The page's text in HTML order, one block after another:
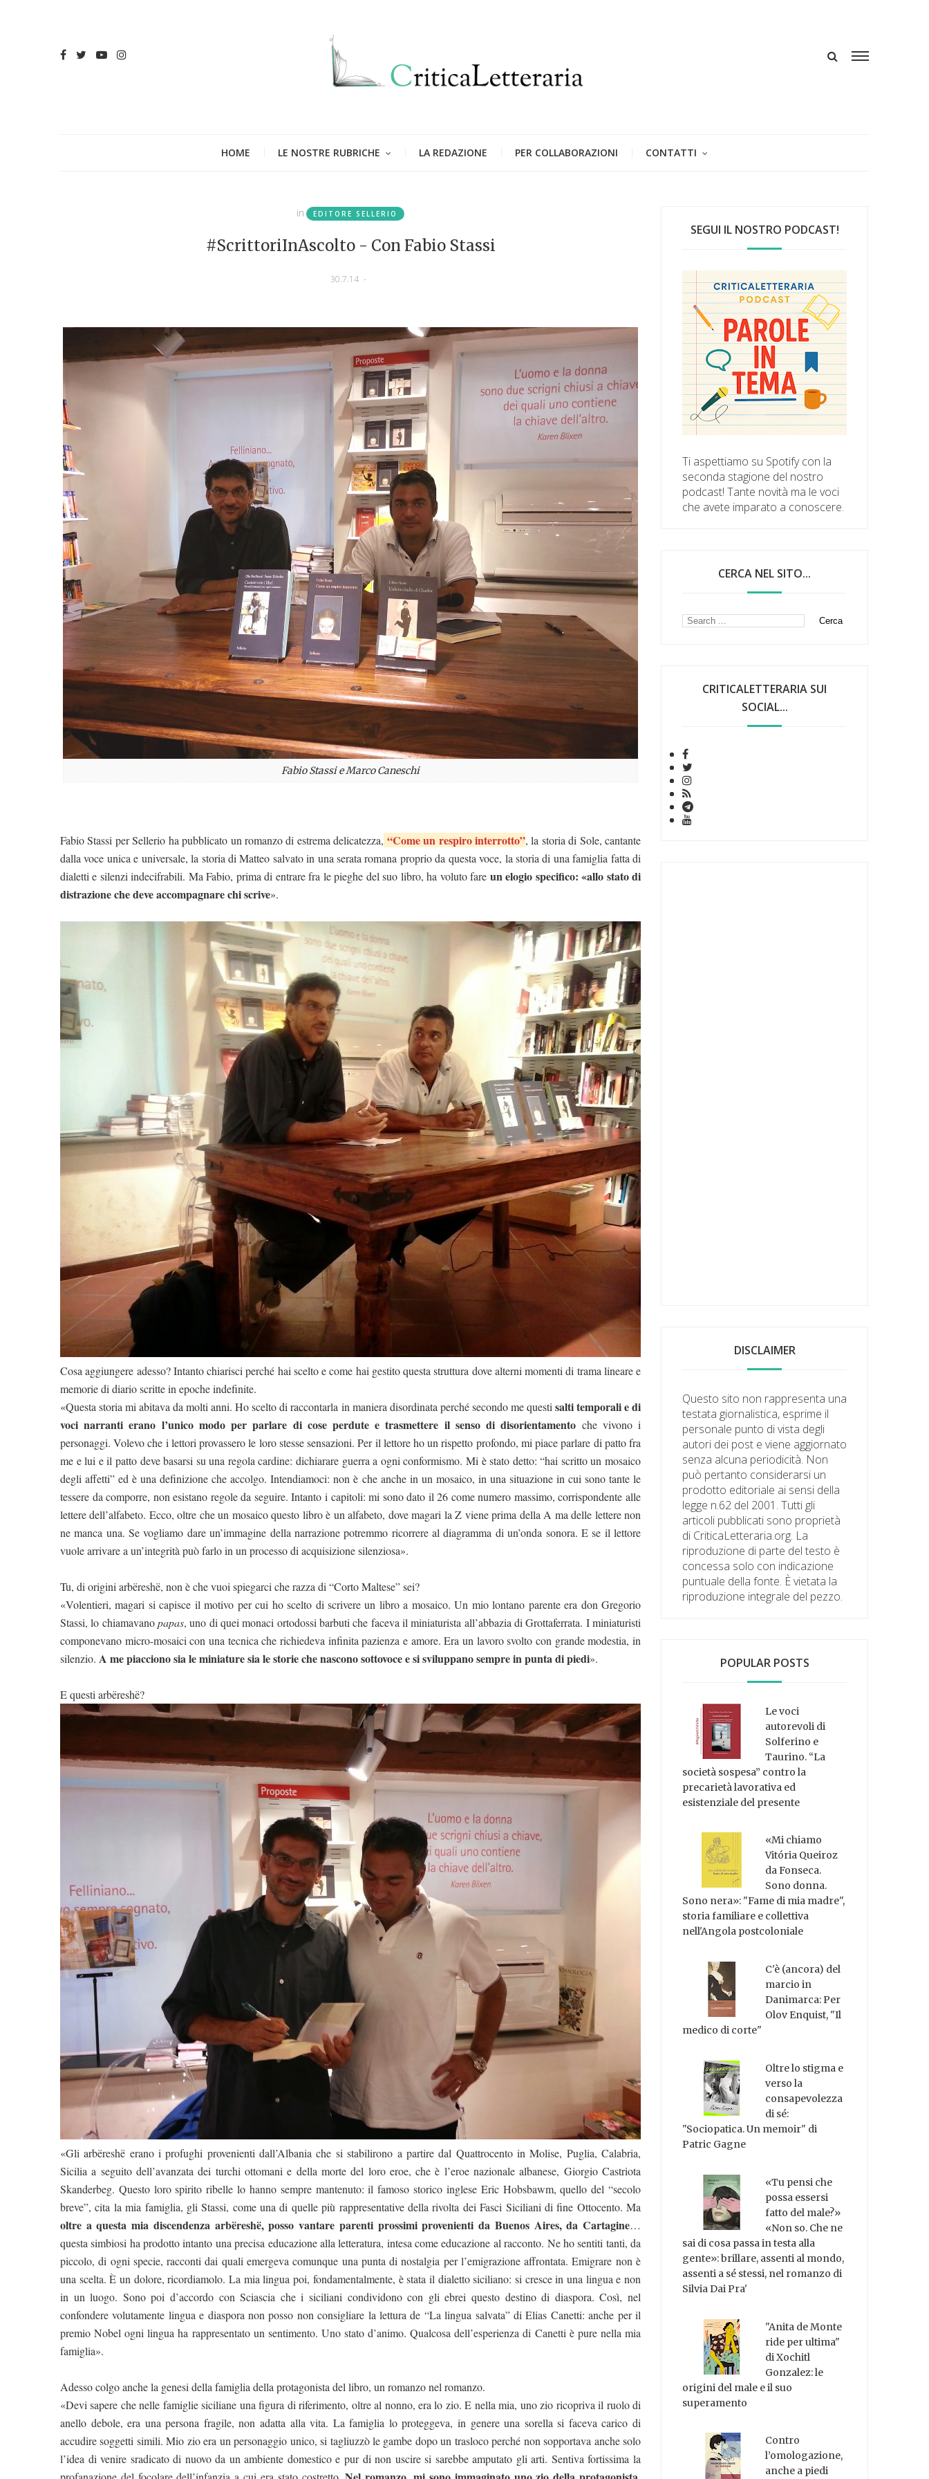
HOME LE NOSTRE RUBRICHE LA REDAZIONE PER COLLABORAZIONI CONTATTI
in EDITORE SELLERIO
#ScrittoriInAscolto - Con Fabio Stassi
30.7.14 -
Fabio Stassi e Marco Caneschi
Fabio Stassi per Sellerio ha pubblicato un romanzo di estrema delicatezza, “Come un respiro interrotto”, la storia di Sole, cantante
dalla voce unica e universale, la storia di Matteo salvato in una serata romana proprio da questa voce, la storia di una famiglia fatta di
dialetti e silenzi indecifrabili. Ma Fabio, prima di entrare fra le pieghe del suo libro, ha voluto fare un elogio specifico: «allo stato di
distrazione che deve accompagnare chi scrive».
Cosa aggiungere adesso? Intanto chiarisci perché hai scelto e come hai gestito questa struttura dove alterni momenti di trama lineare e
memorie di diario scritte in epoche indefinite.
«Questa storia mi abitava da molti anni. Ho scelto di raccontarla in maniera disordinata perché secondo me questi salti temporali e di
voci narranti erano l’unico modo per parlare di cose perdute e trasmettere il senso di disorientamento che vivono i
personaggi. Volevo che i lettori provassero le loro stesse sensazioni. Per il lettore ho un rispetto profondo, mi piace parlare di patto fra
me e lui e il patto deve basarsi su una regola cardine: dichiarare guerra a ogni conformismo. Mi è stato detto: “hai scritto un mosaico
degli affetti” ed è una definizione che accolgo. Intendiamoci: non è che anche in un mosaico, in una situazione in cui sono tante le
tessere da comporre, non esistano regole da seguire. Intanto i capitoli: mi sono dato il 26 come numero massimo, corrispondente alle
lettere dell’alfabeto. Ecco, oltre che un mosaico questo libro è un alfabeto, dove magari la Z viene prima della A ma delle lettere non
ne manca una. Se vogliamo dare un’immagine della narrazione potremmo ricorrere al diagramma di un’onda sonora. E se il lettore
vuole arrivare a un’integrità può farlo in un processo di acquisizione silenziosa».
Tu, di origini arbëreshë, non è che vuoi spiegarci che razza di “Corto Maltese” sei?
«Volentieri, magari si capisce il motivo per cui ho scelto di scrivere un libro a mosaico. Un mio lontano parente era don Gregorio
Stassi, lo chiamavanopapas, uno di quei monaci ortodossi barbuti che faceva il miniaturista all’abbazia di Grottaferrata. I miniaturisti
componevano micro-mosaici con una tecnica che richiedeva infinita pazienza e amore. Era un lavoro svolto con grande modestia, in
silenzio. A me piacciono sia le miniature sia le storie che nascono sottovoce e si sviluppano sempre in punta di piedi».
E questi arbëreshë?
«Gli arbëreshë erano i profughi provenienti dall’Albania che si stabilirono a partire dal Quattrocento in Molise, Puglia, Calabria,
Sicilia a seguito dell’avanzata dei turchi ottomani e della morte del loro eroe, che è l’eroe nazionale albanese, Giorgio Castriota
Skanderbeg. Questo loro spirito ribelle lo hanno sempre mantenuto: il famoso storico inglese Eric Hobsbawm, quello del “secolo
breve”, cita la mia famiglia, gli Stassi, come una di quelle più rappresentative della rivolta dei Fasci Siciliani di fine Ottocento. Ma
oltre a questa mia discendenza arbëreshë, posso vantare parenti prossimi provenienti da Buenos Aires, da Cartagine…
questa simbiosi ha prodotto intanto una precisa educazione alla letteratura, intesa come educazione al racconto. Ne ho sentiti tanti, da
piccolo, di ogni specie, racconti dai quali emergeva comunque una punta di nostalgia per l’emigrazione affrontata. Emigrare non è
una scelta. È un dolore, ricordiamolo. La mia lingua poi, fondamentalmente, è stata il dialetto siciliano: si cresce in una lingua e non
in un luogo. Sono poi d’accordo con Sciascia che i siciliani condividono con gli ebrei questo destino di diaspora. Così, nel
confondere volutamente lingua e diaspora non posso non consigliare la lettura de “La lingua salvata” di Elias Canetti: anche per il
premio Nobel ogni lingua ha rappresentato un sentimento. Uno stato d’animo. Qualcosa dell’esperienza di Canetti è pure nella mia
famiglia».
Adesso colgo anche la genesi della famiglia della protagonista del libro, un romanzo nel romanzo.
«Devi sapere che nelle famiglie siciliane una figura di riferimento, oltre al nonno, era lo zio. E nella mia, uno zio ricopriva il ruolo di
anello debole, era una persona fragile, non adatta alla vita. La famiglia lo proteggeva, in genere una sorella si faceva carico di
accudire soggetti simili. Mio zio era un personaggio unico, si tagliuzzò le gambe dopo un trasloco perché non sopportava anche solo
l’idea di venire sradicato di nuovo da un ambiente domestico e pur di non uscire si sarebbe amputato gli arti. Sentiva fortissima la
SEGUI IL NOSTRO PODCAST!
Ti aspettiamo su Spotify con la
seconda stagione del nostro
podcast! Tante novità ma le voci
che avete imparato a conoscere.
CERCA NEL SITO...
CRITICALETTERARIA SUI
SOCIAL...
DISCLAIMER
Questo sito non rappresenta una
testata giornalistica, esprime il
personale punto di vista degli
autori dei post e viene aggiornato
senza alcuna periodicità. Non
può pertanto considerarsi un
prodotto editoriale ai sensi della
legge n.62 del 2001. Tutti gli
articoli pubblicati sono proprietà
di CriticaLetteraria.org. La
riproduzione di parte del testo è
concessa solo con indicazione
puntuale della fonte. È vietata la
riproduzione integrale del pezzo.
POPULAR POSTS
Le voci
autorevoli di
Solferino e
Taurino. “La
società sospesa” contro la
precarietà lavorativa ed
esistenziale del presente
«Mi chiamo
Vitória Queiroz
da Fonseca.
Sono donna.
Sono nera»: "Fame di mia madre",
storia familiare e collettiva
nell'Angola postcoloniale
C'è (ancora) del
marcio in
Danimarca: Per
Olov Enquist, "Il
medico di corte"
Oltre lo stigma e
verso la
consapevolezza
di sé:
"Sociopatica. Un memoir" di
Patric Gagne
«Tu pensi che
possa essersi
fatto del male?»
«Non so. Che ne
sai di cosa passa in testa alla
gente»: brillare, assenti al mondo,
assenti a sé stessi, nel romanzo di
Silvia Dai Pra'
"Anita de Monte
ride per ultima"
di Xochitl
Gonzalez: le
origini del male e il suo
superamento
Contro
l’omologazione,
anche a piedi